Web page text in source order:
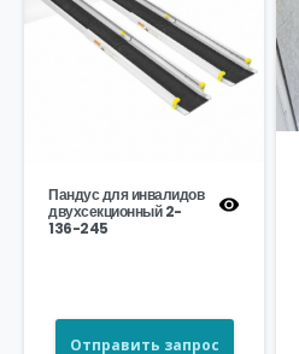
Пандус для инвалидов
двухсекционный 2-
136-245
Отправить запрос